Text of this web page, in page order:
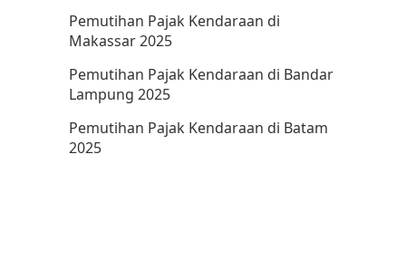
Pemutihan Pajak Kendaraan di
Makassar 2025
Pemutihan Pajak Kendaraan di Bandar
Lampung 2025
Pemutihan Pajak Kendaraan di Batam
2025